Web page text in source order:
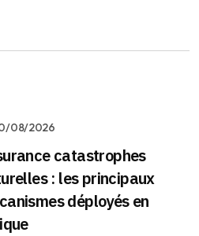
08/2026
catastrophes
: les principaux
déployés en